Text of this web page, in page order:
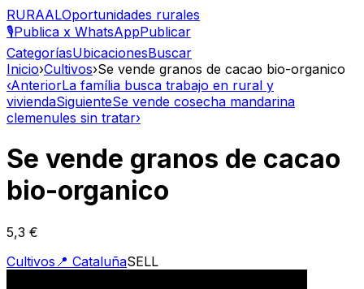
RURAALOportunidades rurales
🎙️Publica x WhatsAppPublicar
CategoríasUbicacionesBuscar
Inicio›Cultivos›Se vende granos de cacao bio-organico
‹AnteriorLa família busca trabajo en rural y
viviendaSiguienteSe vende cosecha mandarina
clemenules sin tratar›
Se vende granos de cacao
bio-organico
5,3 €
Cultivos 📍 CataluñaSELL